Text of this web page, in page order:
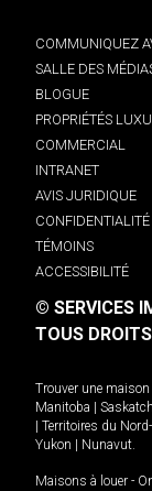
COMMUNIQUEZ
SALLE DES
BLOGUE
PROPRIÉTÉS
COMMERCIAL
INTRANET
AVIS JURIDIQUE
CONFIDENTIALITÉ
TÉMOINS
ACCESSIBILITÉ
© SERVICES
TOUS
Trouver une maison
Manitoba
Territoires du
Yukon
Nunavut.
Maisons à louer -